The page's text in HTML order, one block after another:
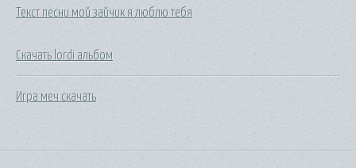
Текст песни мой зайчик я люблю тебя
Скачать lordi альбом
Игра меч скачать